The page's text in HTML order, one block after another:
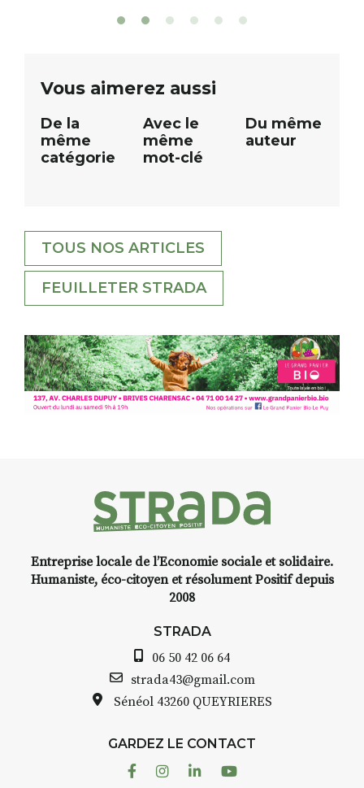
sont à gagner, sélectionnés auprès
12h à […]
Vous aimerez aussi
De la
même
catégorie
Avec le
même
mot-clé
Du même
auteur
TOUS NOS ARTICLES
FEUILLETER STRADA
Entreprise locale de l’Economie sociale et solidaire.
Humaniste, éco-citoyen et résolument Positif depuis
2008
STRADA
06 50 42 06 64
strada43@gmail.com
Sénéol 43260 QUEYRIERES
GARDEZ LE CONTACT
FacebookInstagram
LinkedinYoutube